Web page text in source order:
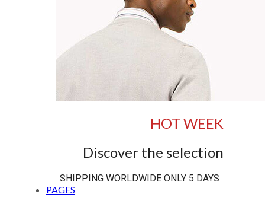
HOT WEEK
Discover the selection
SHIPPING WORLDWIDE ONLY 5 DAYS
PAGES